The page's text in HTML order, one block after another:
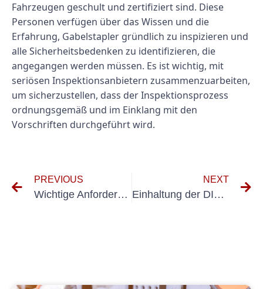
Fahrzeugen geschult und zertifiziert sind. Diese
Personen verfügen über das Wissen und die
Erfahrung, Gabelstapler gründlich zu inspizieren und
alle Sicherheitsbedenken zu identifizieren, die
angegangen werden müssen. Es ist wichtig, mit
seriösen Inspektionsanbietern zusammenzuarbeiten,
um sicherzustellen, dass der Inspektionsprozess
ordnungsgemäß und im Einklang mit den
Vorschriften durchgeführt wird.
PREVIOUS
Wichtige Anforderungen und Richtlinien für die Prüfung VDE 0100 Teil 610 Compliance
NEXT
Einhaltung der DIN 0100 600-Normen: Ein Leitfaden für Bauherren